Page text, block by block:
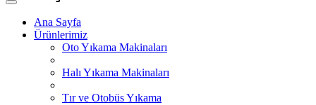
Ana Sayfa
Ürünlerimiz
Oto Yıkama Makinaları
Halı Yıkama Makinaları
Tır ve Otobüs Yıkama